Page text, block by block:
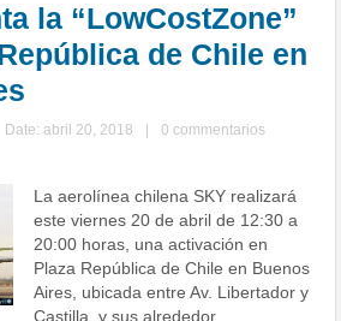
la “LowCostZone”
de Chile en
Date: abril 20, 2018
0 commentarios
La aerolínea chilena SKY realizará
este viernes 20 de abril de 12:30 a
20:00 horas, una activación en
Plaza República de Chile en Buenos
Aires, ubicada entre Av. Libertador y
Castilla, y sus alrededor ...